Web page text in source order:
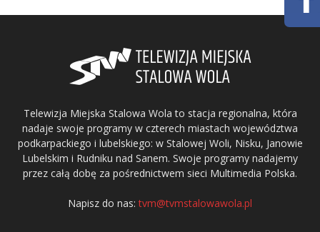
Telewizja Miejska Stalowa Wola to stacja regionalna, która
nadaje swoje programy w czterech miastach województwa
podkarpackiego i lubelskiego: w Stalowej Woli, Nisku, Janowie
Lubelskim i Rudniku nad Sanem. Swoje programy nadajemy
przez całą dobę za pośrednictwem sieci Multimedia Polska.
Napisz do nas:tvm@tvmstalowawola.pl